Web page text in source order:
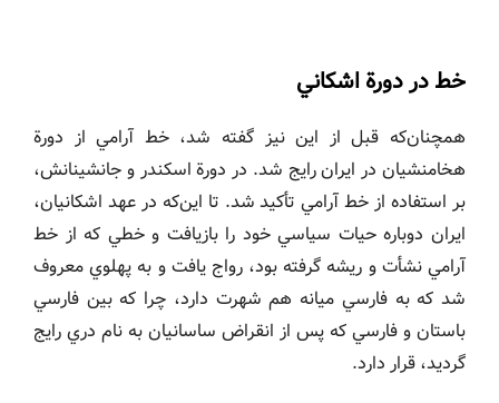
خط در دورة اشكاني
همچنان‌كه قبل از اين نيز گفته شد، خط آرامي از دورة
هخامنشيان در ايران رايج شد. در دورة اسكندر و جانشينانش،
بر استفاده از خط آرامي تأكيد شد. تا اين‌كه در عهد اشكانيان،
ايران دوباره حيات سياسي خود را بازيافت و خطي كه از خط
آرامي نشأت و ريشه گرفته بود، رواج يافت و به پهلوي معروف
شد كه به فارسي ميانه هم شهرت دارد، چرا كه بين فارسي
باستان و فارسي كه پس از انقراض ساسانيان به نام دري رايج
گرديد، قرار دارد.